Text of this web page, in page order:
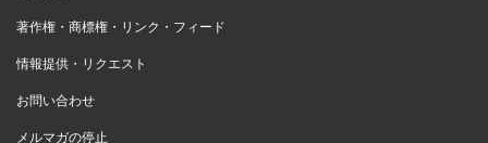
著作権・商標権・リンク・フィード
情報提供・リクエスト
お問い合わせ
メルマガの停止